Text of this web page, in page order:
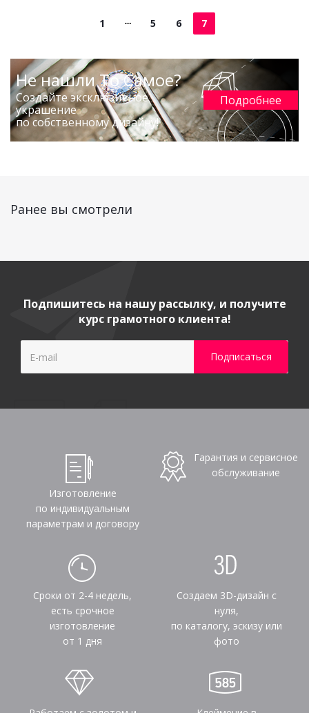
1 5 6 7
Не нашли То Самое?
Создайте эксклюзивное
украшение
по собственному дизайну!
Подробнее
Ранее вы смотрели
Подпишитесь на нашу рассылку, и получите
курс грамотного клиента!
Изготовление
по индивидуальным
параметрам и договору
Гарантия и сервисное
обслуживание
Сроки от 2-4 недель,
есть срочное
изготовление
от 1 дня
Создаем 3D-дизайн с
нуля,
по каталогу, эскизу или
фото